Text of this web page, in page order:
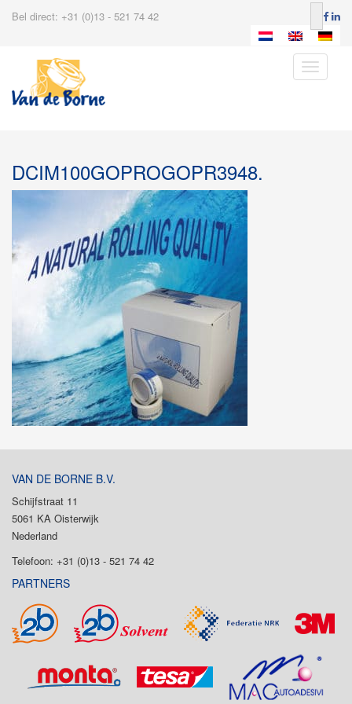
Bel direct: +31 (0)13 - 521 74 42
Toggle
DCIM100GOPROGOPR3948.
VAN DE BORNE B.V.
Schijfstraat 11
5061 KA Oisterwijk
Nederland
Telefoon: +31 (0)13 - 521 74 42
PARTNERS